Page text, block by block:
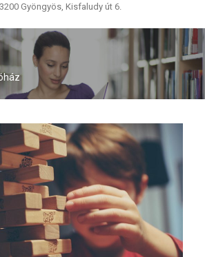
3200 Gyöngyös, Kisfaludy út 6.